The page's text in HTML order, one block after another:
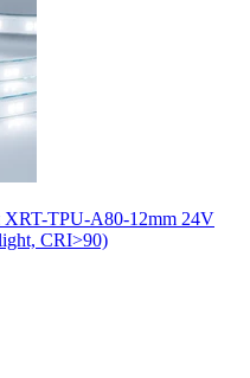
XRT-TPU-A80-12mm 24V
CRI>90)